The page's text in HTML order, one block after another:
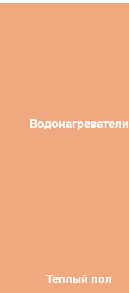
Водонагреватели
Теплый пол